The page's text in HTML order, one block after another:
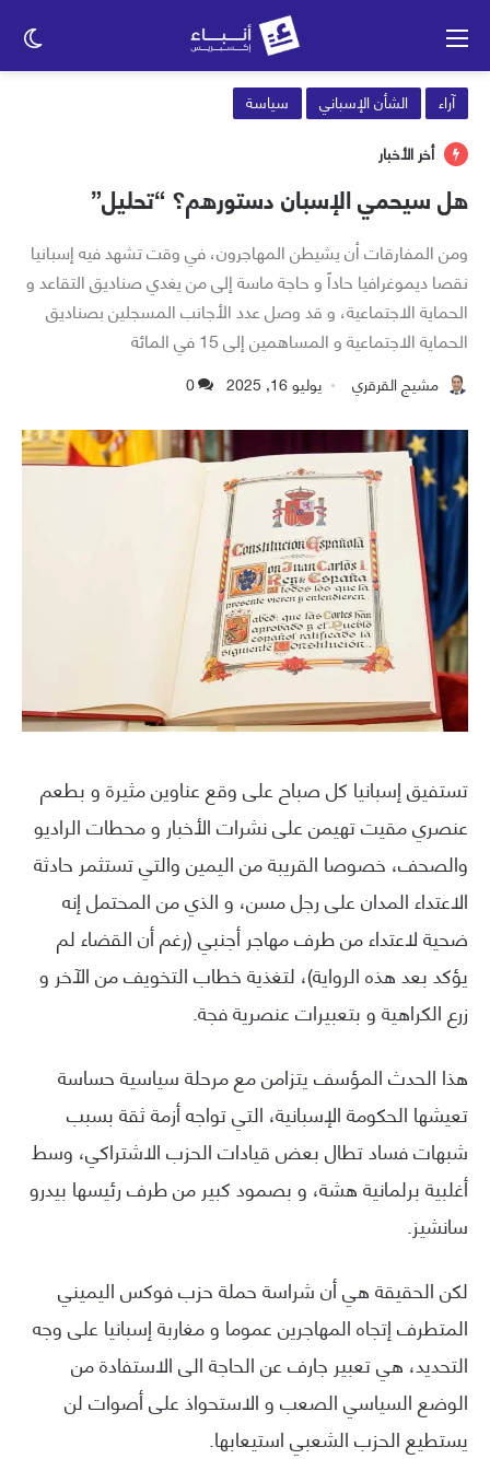
آراء الشأن الإسباني
سياسة
أخر الأخبار
هل سيحمي الإسبان دستورهم؟ “تحليل”
ومن المفارقات أن يشيطن المهاجرون، في وقت تشهد فيه إسبانيا
نقصا ديموغرافيا حاداً و حاجة ماسة إلى من يغدي صناديق التقاعد و
الحماية الاجتماعية، و قد وصل عدد الأجانب المسجلين بصناديق
الحماية الاجتماعية و المساهمين إلى 15 في المائة
مشيج القرقري يوليو 16, 2025 0
تستفيق إسبانيا كل صباح على وقع عناوين مثيرة و بطعم
عنصري مقيت تهيمن على نشرات الأخبار و محطات الراديو
والصحف، خصوصا القريبة من اليمين والتي تستثمر حادثة
الاعتداء المدان على رجل مسن، و الذي من المحتمل إنه
ضحية لاعتداء من طرف مهاجر أجنبي (رغم أن القضاء لم
يؤكد بعد هذه الرواية)، لتغذية خطاب التخويف من الآخر و
زرع الكراهية و بتعبيرات عنصرية فجة.
هذا الحدث المؤسف يتزامن مع مرحلة سياسية حساسة
تعيشها الحكومة الإسبانية، التي تواجه أزمة ثقة بسبب
شبهات فساد تطال بعض قيادات الحزب الاشتراكي، وسط
أغلبية برلمانية هشة، و بصمود كبير من طرف رئيسها بيدرو
سانشيز.
لكن الحقيقة هي أن شراسة حملة حزب فوكس اليميني
المتطرف إتجاه المهاجرين عموما و مغاربة إسبانيا على وجه
التحديد، هي تعبير جارف عن الحاجة الى الاستفادة من
الوضع السياسي الصعب و الاستحواذ على أصوات لن
يستطيع الحزب الشعبي استيعابها.